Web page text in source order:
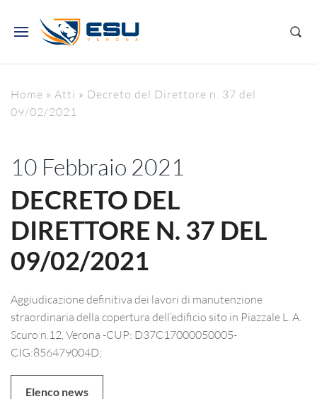
Home » Atti » Decreto del Direttore n. 37 del
09/02/2021
10 Febbraio 2021
DECRETO DEL
DIRETTORE N. 37 DEL
09/02/2021
Aggiudicazione definitiva dei lavori di manutenzione
straordinaria della copertura dell’edificio sito in Piazzale L. A.
Scuro n.12, Verona -CUP: D37C17000050005-
CIG:856479004D;
Elenco news